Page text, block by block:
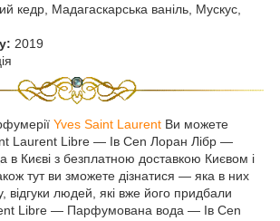
кедр, Мадагаскарська ваніль, Мускус,
2019
Yves Saint Laurent Ви можете
Laurent Libre ― Ів Cen Лоран Лібр —
Києві з безплатною доставкою Києвом і
тут ви зможете дізнатися — яка в них
відгуки людей, які вже його придбали
Libre ― Парфумована вода — Ів Cen